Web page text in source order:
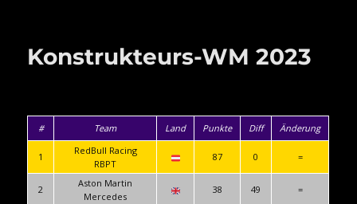
Konstrukteurs-WM 2023
# Team Land Punkte Diff Änderung
1
RedBull Racing
RBPT
87 0 =
2
Aston Martin
Mercedes
38 49 =